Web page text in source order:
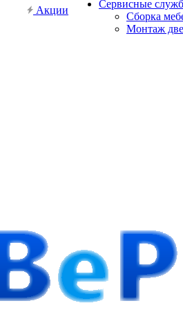
Акции
Сервисные
Сборка
Монтаж